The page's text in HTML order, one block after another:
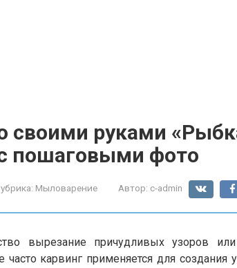
своими руками
пошаговыми фото
Мыловарение Автор: c-admin
вырезание причудливых узоров
часто карвинг применяется для создания